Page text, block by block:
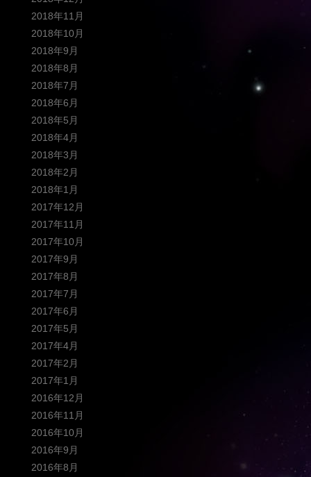
2018年11月
2018年10月
2018年9月
2018年8月
2018年7月
2018年6月
2018年5月
2018年4月
2018年3月
2018年2月
2018年1月
2017年12月
2017年11月
2017年10月
2017年9月
2017年8月
2017年7月
2017年6月
2017年5月
2017年4月
2017年2月
2017年1月
2016年12月
2016年11月
2016年10月
2016年9月
2016年8月